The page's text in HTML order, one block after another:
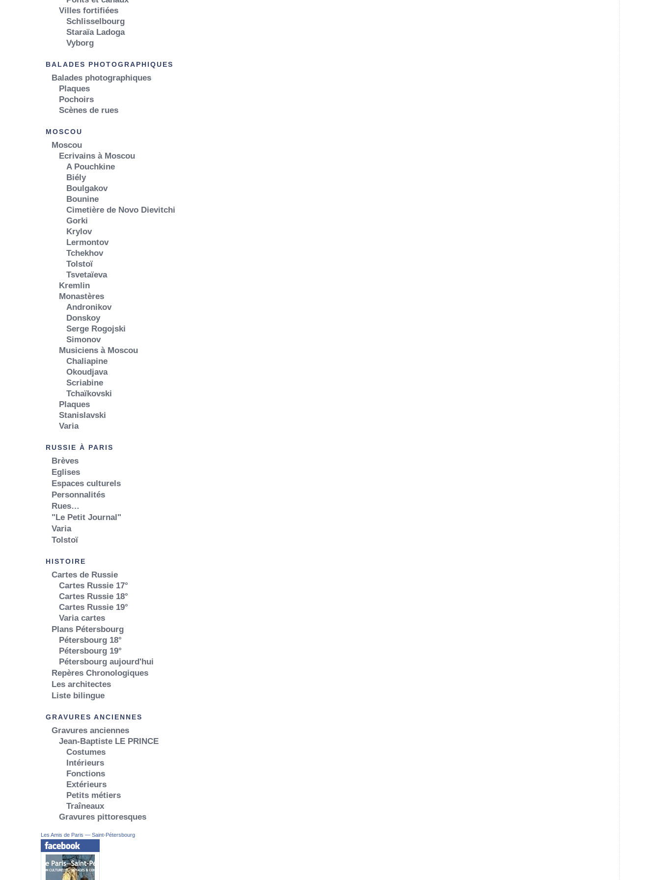
Villes fortifiées
Schlisselbourg
Staraïa Ladoga
Vyborg
BALADES PHOTOGRAPHIQUES
Balades photographiques
Plaques
Pochoirs
Scènes de rues
MOSCOU
Moscou
Ecrivains à Moscou
A Pouchkine
Biély
Boulgakov
Bounine
Cimetière de Novo Dievitchi
Gorki
Krylov
Lermontov
Tchekhov
Tolstoï
Tsvetaïeva
Kremlin
Monastères
Andronikov
Donskoy
Serge Rogojski
Simonov
Musiciens à Moscou
Chaliapine
Okoudjava
Scriabine
Tchaïkovski
Plaques
Stanislavski
Varia
RUSSIE À PARIS
Brèves
Eglises
Espaces culturels
Personnalités
Rues…
"Le Petit Journal"
Varia
Tolstoï
HISTOIRE
Cartes de Russie
Cartes Russie 17°
Cartes Russie 18°
Cartes Russie 19°
Varia cartes
Plans Pétersbourg
Pétersbourg 18°
Pétersbourg 19°
Pétersbourg aujourd'hui
Repères Chronologiques
Les architectes
Liste bilingue
GRAVURES ANCIENNES
Gravures anciennes
Jean-Baptiste LE PRINCE
Costumes
Intérieurs
Fonctions
Extérieurs
Petits métiers
Traîneaux
Gravures pittoresques
Les Amis de Paris — Saint-Pétersbourg